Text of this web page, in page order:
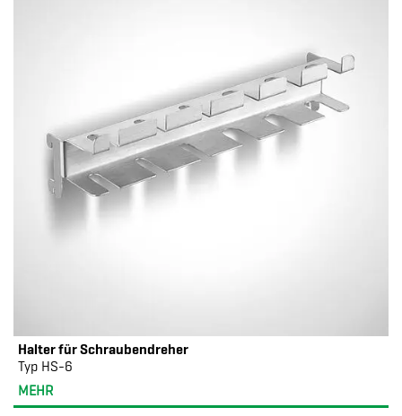
Halter für Schraubendreher
Typ HS-6
MEHR